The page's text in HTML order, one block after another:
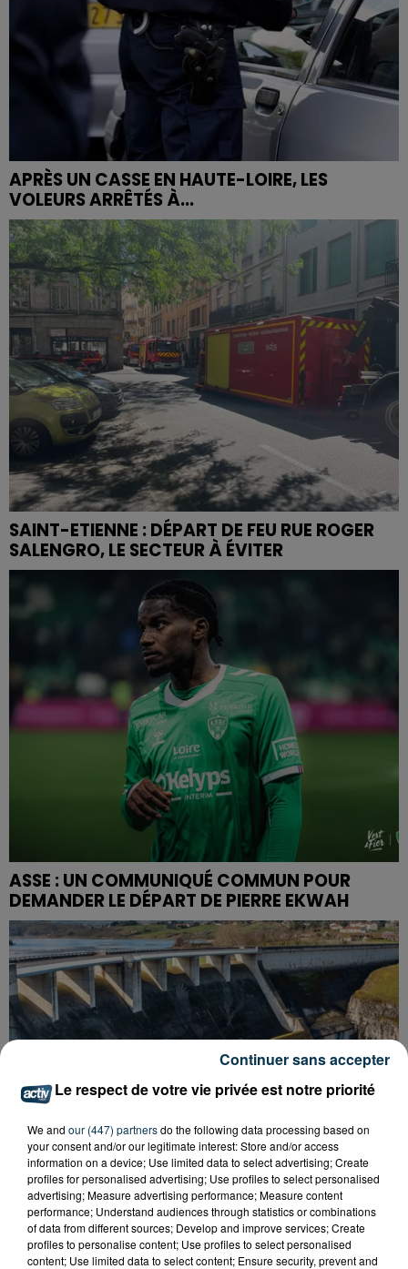
APRÈS UN CASSE EN HAUTE-LOIRE, LES
VOLEURS ARRÊTÉS À...
SAINT-ETIENNE : DÉPART DE FEU RUE ROGER
SALENGRO, LE SECTEUR À ÉVITER
ASSE : UN COMMUNIQUÉ COMMUN POUR
DEMANDER LE DÉPART DE PIERRE EKWAH
CYANOBACTÉRIES : LE PRÉFÊT PREND UN
ARRÊTÉ POUR LES ACTIVITÉS DE...
Le respect de votre vie privée est notre priorité
We and our (447) partnersdo the following data processing based on
your consent and/or our legitimate interest: Store and/or access
information on a device; Use limited data to select advertising; Create
profiles for personalised advertising; Use profiles to select personalised
advertising; Measure advertising performance; Measure content
performance; Understand audiences through statistics or combinations
of data from different sources; Develop and improve services; Create
profiles to personalise content; Use profiles to select personalised
content; Use limited data to select content; Ensure security, prevent and
Continuer sans accepter